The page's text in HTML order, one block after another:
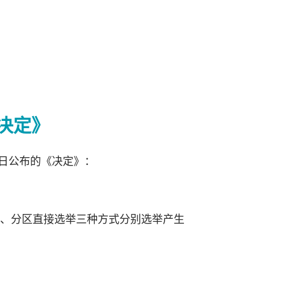
定》
布的《决定》：
分区直接选举三种方式分别选举产生